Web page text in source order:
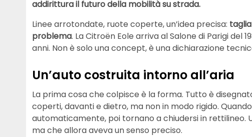
addirittura il futuro della mobilità su strada.
Linee arrotondate, ruote coperte, un’idea precisa:
problema. La Citroën Eole arriva al Salone di Parigi
anni. Non è solo una concept, è una dichiarazione
Un’auto costruita intorno all’aria
La prima cosa che colpisce è la forma. Tutto è
coperti, davanti e dietro, ma non in modo rigido.
automaticamente, poi tornano a chiudersi in rettilineo.
ma che allora aveva un senso preciso.